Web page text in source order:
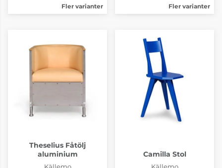
Fler varianter Fler varianter
Theselius Fåtölj
aluminium
Källemo
Camilla Stol
Källemo